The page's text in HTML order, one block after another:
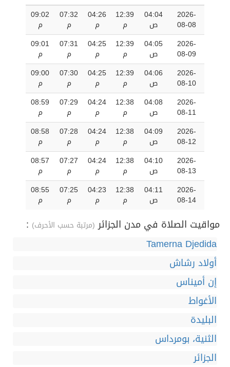
2026-
08-08
04:04
ص
12:39
م
04:26
م
07:32
م
09:02
م
2026-
08-09
04:05
ص
12:39
م
04:25
م
07:31
م
09:01
م
2026-
08-10
04:06
ص
12:39
م
04:25
م
07:30
م
09:00
م
2026-
08-11
04:08
ص
12:38
م
04:24
م
07:29
م
08:59
م
2026-
08-12
04:09
ص
12:38
م
04:24
م
07:28
م
08:58
م
2026-
08-13
04:10
ص
12:38
م
04:24
م
07:27
م
08:57
م
2026-
08-14
04:11
ص
12:38
م
04:23
م
07:25
م
08:55
م
مواقيت الصلاة في مدن الجزائر (مرتبة حسب الأحرف) :
Tamerna Djedida
أولاد رشاش
إن أميناس
الأغواط
البليدة
الثنية، بومرداس
الجزائر